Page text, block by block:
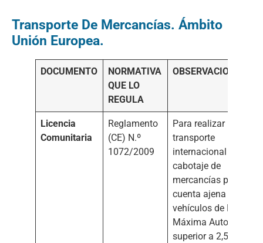
Transporte De Mercancías. Ámbito
Unión Europea.
DOCUMENTO
NORMATIVA
QUE LO
REGULA
OBSERVACIONES
Licencia
Comunitaria
Reglamento
(CE) N.º
1072/2009
Para realizar
transporte
internacional o de
cabotaje de
mercancías por
cuenta ajena con
vehículos de Masa
Máxima Autorizada
superior a 2,5